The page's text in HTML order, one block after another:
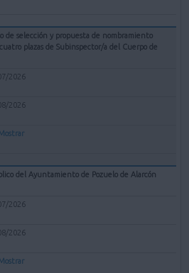
de selección y propuesta de nombramiento
plazas de Subinspector/a del Cuerpo de
2026
2026
Mostrar
del Ayuntamiento de Pozuelo de Alarcón
2026
2026